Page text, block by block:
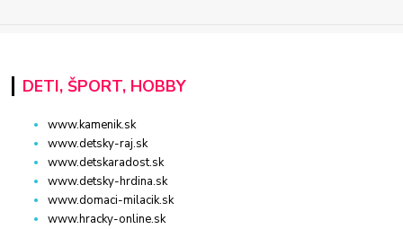
DETI, ŠPORT, HOBBY
www.kamenik.sk
www.detsky-raj.sk
www.detskaradost.sk
www.detsky-hrdina.sk
www.domaci-milacik.sk
www.hracky-online.sk